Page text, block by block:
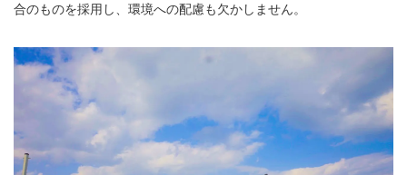
合のものを採用し、環境への配慮も欠かしません。